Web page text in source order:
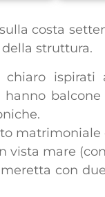
costa
struttura.
ispirati
vista mare
con